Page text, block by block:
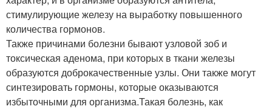
стимулирующие железу на выработку повышенного
количества гормонов.
Также причинами болезни бывают узловой зоб и
токсическая аденома, при которых в ткани железы
образуются доброкачественные узлы. Они также могут
синтезировать гормоны, которые оказываются
избыточными для организма.Такая болезнь, как